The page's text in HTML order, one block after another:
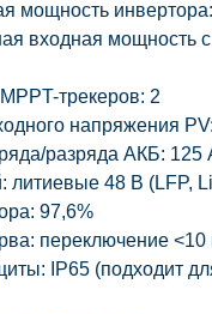
мощность инвертора:
входная мощность
трекеров: 2
напряжения PV:
разряда АКБ: 125
литиевые 48 В (LFP,
97,6%
переключение <10
IP65 (подходит